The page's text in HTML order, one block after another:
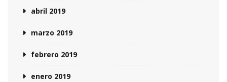
abril 2019
marzo 2019
febrero 2019
enero 2019